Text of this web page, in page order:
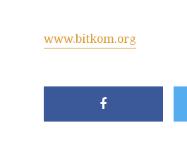
www.bitkom.org